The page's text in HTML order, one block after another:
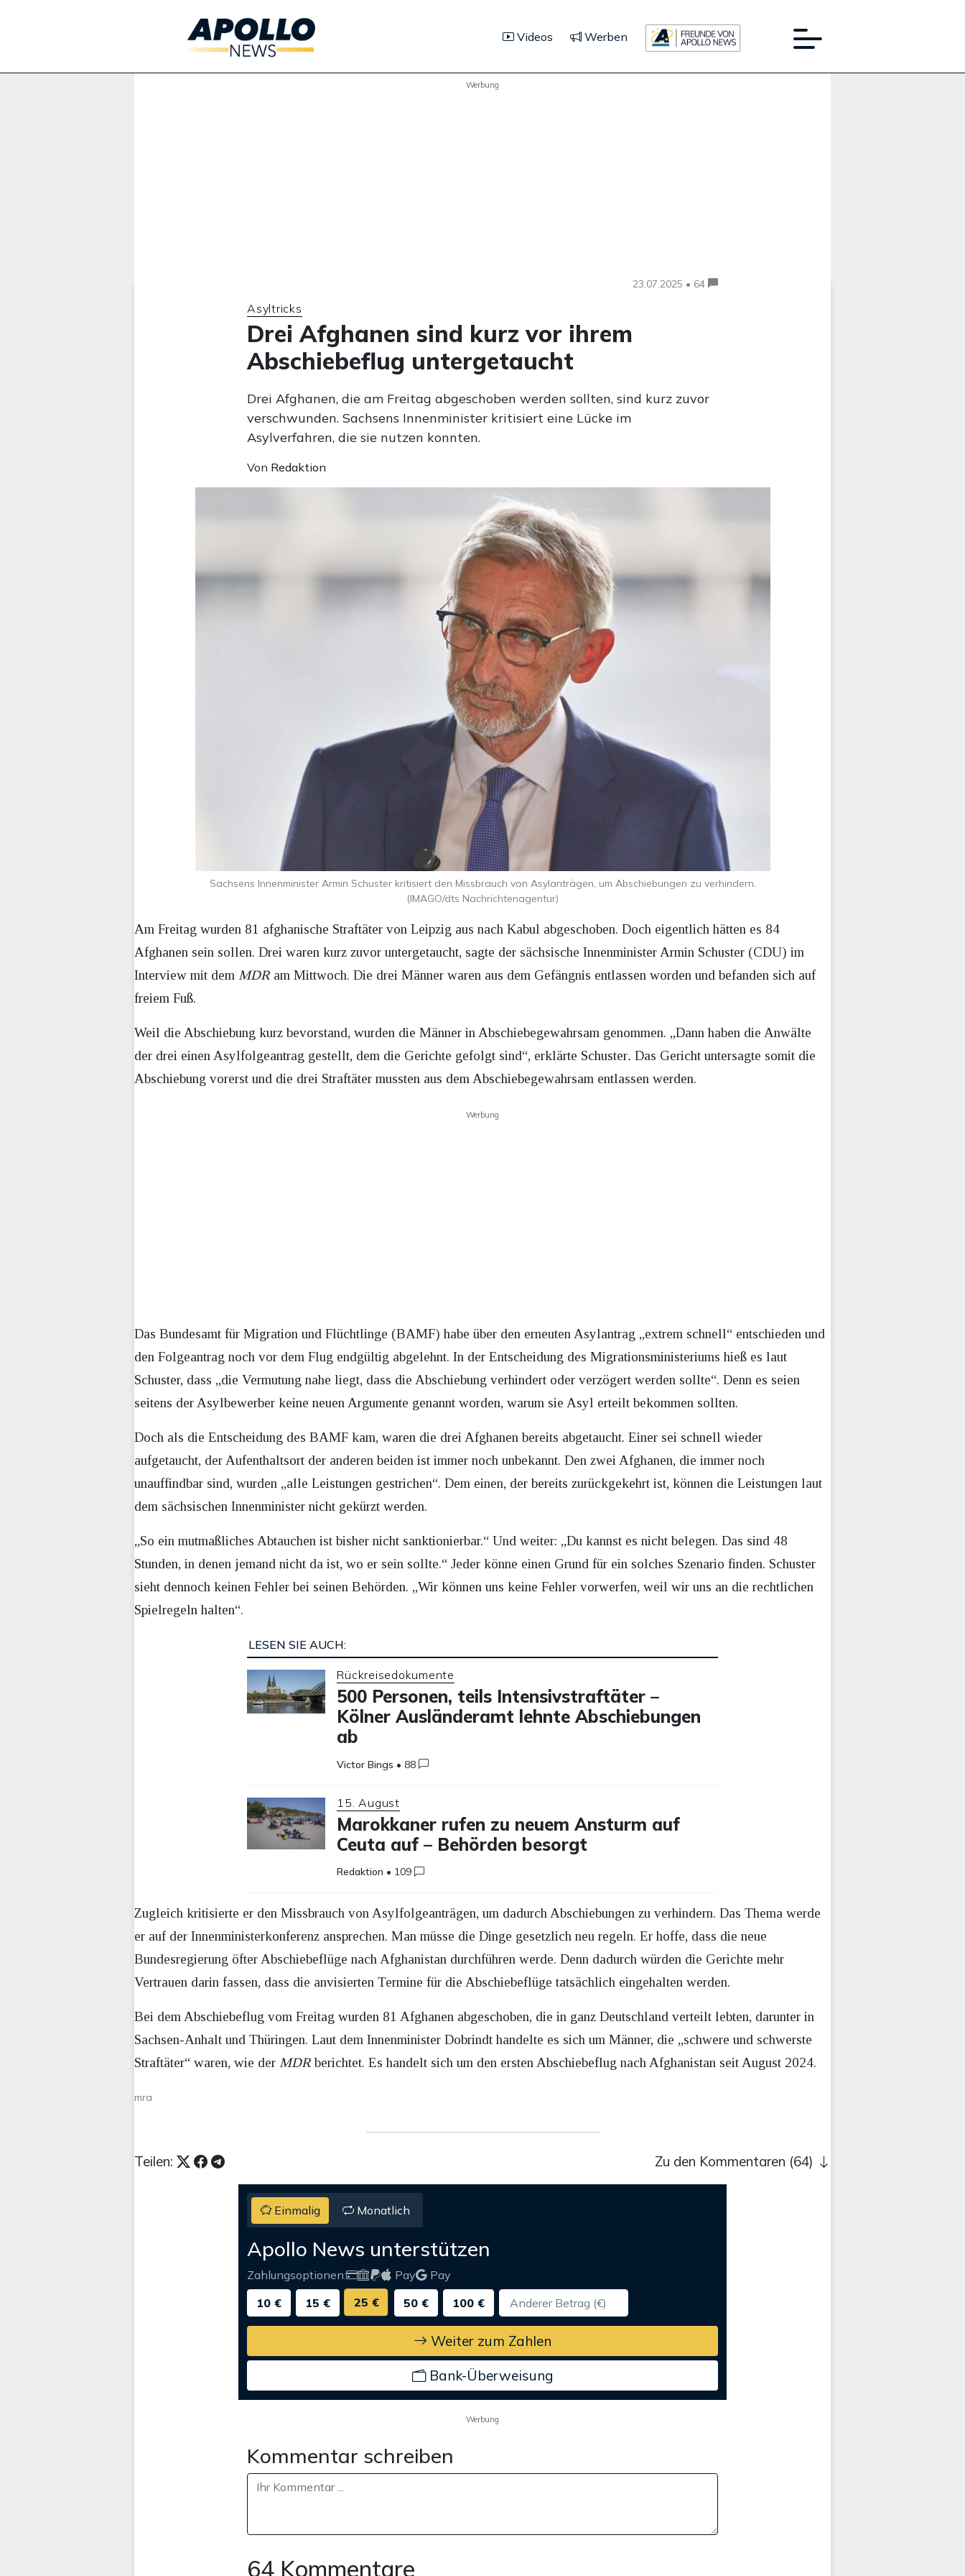
Videos Werben
Werbung
23.07.2025 • 64
Asyltricks
Drei Afghanen sind kurz vor ihrem
Abschiebeflug untergetaucht
Drei Afghanen, die am Freitag abgeschoben werden sollten, sind kurz zuvor
verschwunden. Sachsens Innenminister kritisiert eine Lücke im
Asylverfahren, die sie nutzen konnten.
Von Redaktion
Sachsens Innenminister Armin Schuster kritisiert den Missbrauch von Asylanträgen, um Abschiebungen zu verhindern.
(IMAGO/dts Nachrichtenagentur)
Am Freitag wurden 81 afghanische Straftäter von Leipzig aus nach Kabul abgeschoben. Doch eigentlich hätten es 84
Afghanen sein sollen. Drei waren kurz zuvor untergetaucht, sagte der sächsische Innenminister Armin Schuster (CDU) im
Interview mit dem MDR am Mittwoch. Die drei Männer waren aus dem Gefängnis entlassen worden und befanden sich auf
freiem Fuß.
Weil die Abschiebung kurz bevorstand, wurden die Männer in Abschiebegewahrsam genommen. „Dann haben die Anwälte
der drei einen Asylfolgeantrag gestellt, dem die Gerichte gefolgt sind“, erklärte Schuster. Das Gericht untersagte somit die
Abschiebung vorerst und die drei Straftäter mussten aus dem Abschiebegewahrsam entlassen werden.
Werbung
Das Bundesamt für Migration und Flüchtlinge (BAMF) habe über den erneuten Asylantrag „extrem schnell“ entschieden und
den Folgeantrag noch vor dem Flug endgültig abgelehnt. In der Entscheidung des Migrationsministeriums hieß es laut
Schuster, dass „die Vermutung nahe liegt, dass die Abschiebung verhindert oder verzögert werden sollte“. Denn es seien
seitens der Asylbewerber keine neuen Argumente genannt worden, warum sie Asyl erteilt bekommen sollten.
Doch als die Entscheidung des BAMF kam, waren die drei Afghanen bereits abgetaucht. Einer sei schnell wieder
aufgetaucht, der Aufenthaltsort der anderen beiden ist immer noch unbekannt. Den zwei Afghanen, die immer noch
unauffindbar sind, wurden „alle Leistungen gestrichen“. Dem einen, der bereits zurückgekehrt ist, können die Leistungen laut
dem sächsischen Innenminister nicht gekürzt werden.
„So ein mutmaßliches Abtauchen ist bisher nicht sanktionierbar.“ Und weiter: „Du kannst es nicht belegen. Das sind 48
Stunden, in denen jemand nicht da ist, wo er sein sollte.“ Jeder könne einen Grund für ein solches Szenario finden. Schuster
sieht dennoch keinen Fehler bei seinen Behörden. „Wir können uns keine Fehler vorwerfen, weil wir uns an die rechtlichen
Spielregeln halten“.
LESEN SIE AUCH:
Rückreisedokumente
500 Personen, teils Intensivstraftäter –
Kölner Ausländeramt lehnte Abschiebungen
ab
Victor Bings • 88
15. August
Marokkaner rufen zu neuem Ansturm auf
Ceuta auf – Behörden besorgt
Redaktion • 109
Zugleich kritisierte er den Missbrauch von Asylfolgeanträgen, um dadurch Abschiebungen zu verhindern. Das Thema werde
er auf der Innenministerkonferenz ansprechen. Man müsse die Dinge gesetzlich neu regeln. Er hoffe, dass die neue
Bundesregierung öfter Abschiebeflüge nach Afghanistan durchführen werde. Denn dadurch würden die Gerichte mehr
Vertrauen darin fassen, dass die anvisierten Termine für die Abschiebeflüge tatsächlich eingehalten werden.
Bei dem Abschiebeflug vom Freitag wurden 81 Afghanen abgeschoben, die in ganz Deutschland verteilt lebten, darunter in
Sachsen-Anhalt und Thüringen. Laut dem Innenminister Dobrindt handelte es sich um Männer, die „schwere und schwerste
Straftäter“ waren, wie der MDRberichtet. Es handelt sich um den ersten Abschiebeflug nach Afghanistan seit August 2024.
mra
Teilen: Zu den Kommentaren (64)
Einmalig Monatlich
Apollo News unterstützen
Zahlungsoptionen: Pay
Pay
10 €
15 € 25 € 50 € 100 €
Weiter zum Zahlen
Bank-Überweisung
Werbung
Kommentar schreiben
64 Kommentare